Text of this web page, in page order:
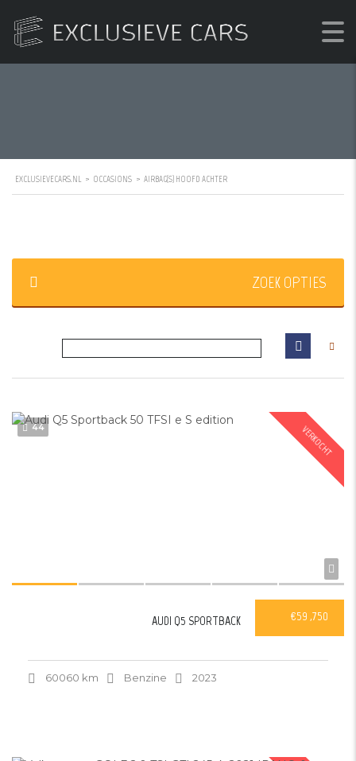
EXCLUSIEVECARS.NL > OCCASIONS > AIRBAG(S) HOOFD ACHTER
ZOEK OPTIES
VERKOCHT
44
€59 ,750
AUDI Q5 SPORTBACK
60060 km Benzine 2023